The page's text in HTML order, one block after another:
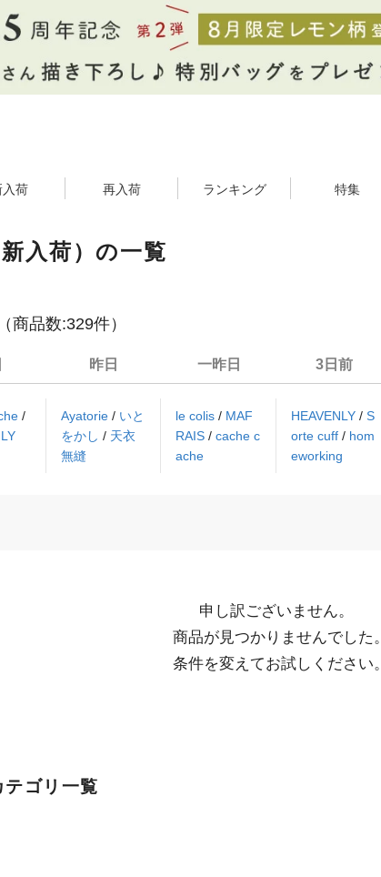
入荷 再入荷 ランキング 特集
入荷）の一覧
（商品数:329件）
/
昨日
Ayatorie / いと
をかし / 天衣
無縫
一昨日
le colis/ MAF
RAIS/cache c
ache
3日前
HEAVENLY / S
orte cuff / hom
eworking
申し訳ございません。
  条件を変えてお試しください。
テゴリ一覧